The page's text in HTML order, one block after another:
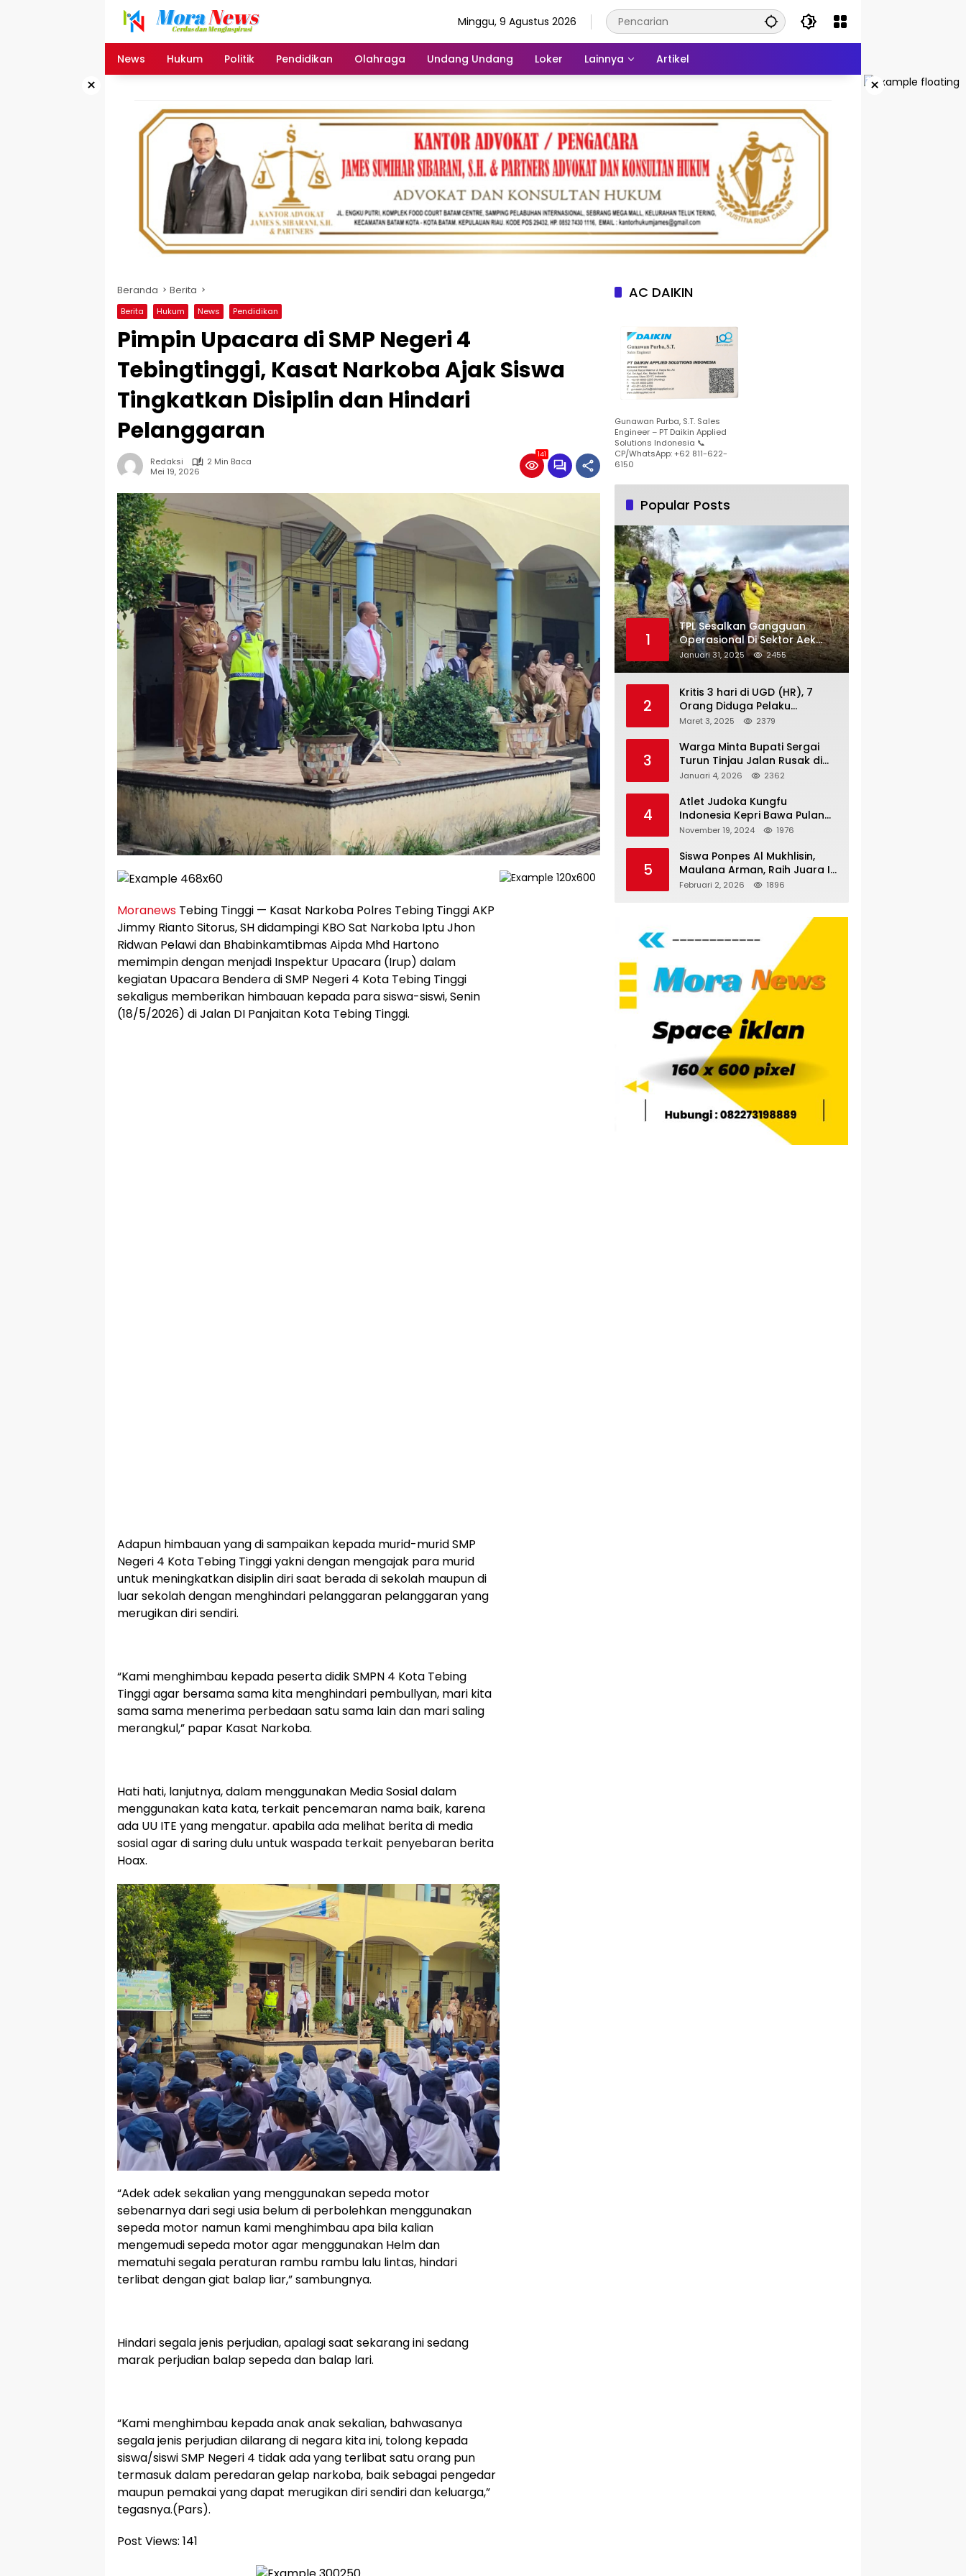
Minggu, 9 Agustus 2026
News Hukum Politik Pendidikan Olahraga Undang Undang Loker Lainnya Artikel
× ×
Beranda Berita
Berita Hukum News Pendidikan
Pimpin Upacara di SMP Negeri 4
Tebingtinggi, Kasat Narkoba Ajak Siswa
Tingkatkan Disiplin dan Hindari
Pelanggaran
Redaksi
2 Min Baca
Mei 19, 2026
141
Moranews Tebing Tinggi — Kasat Narkoba Polres Tebing Tinggi AKP
Jimmy Rianto Sitorus, SH didampingi KBO Sat Narkoba Iptu Jhon
Ridwan Pelawi dan Bhabinkamtibmas Aipda Mhd Hartono
memimpin dengan menjadi Inspektur Upacara (Irup) dalam
kegiatan Upacara Bendera di SMP Negeri 4 Kota Tebing Tinggi
sekaligus memberikan himbauan kepada para siswa-siswi, Senin
(18/5/2026) di Jalan DI Panjaitan Kota Tebing Tinggi.
Adapun himbauan yang di sampaikan kepada murid-murid SMP
Negeri 4 Kota Tebing Tinggi yakni dengan mengajak para murid
untuk meningkatkan disiplin diri saat berada di sekolah maupun di
luar sekolah dengan menghindari pelanggaran pelanggaran yang
merugikan diri sendiri.
“Kami menghimbau kepada peserta didik SMPN 4 Kota Tebing
Tinggi agar bersama sama kita menghindari pembullyan, mari kita
sama sama menerima perbedaan satu sama lain dan mari saling
merangkul,” papar Kasat Narkoba.
Hati hati, lanjutnya, dalam menggunakan Media Sosial dalam
menggunakan kata kata, terkait pencemaran nama baik, karena
ada UU ITE yang mengatur. apabila ada melihat berita di media
sosial agar di saring dulu untuk waspada terkait penyebaran berita
Hoax.
“Adek adek sekalian yang menggunakan sepeda motor
sebenarnya dari segi usia belum di perbolehkan menggunakan
sepeda motor namun kami menghimbau apa bila kalian
mengemudi sepeda motor agar menggunakan Helm dan
mematuhi segala peraturan rambu rambu lalu lintas, hindari
terlibat dengan giat balap liar,” sambungnya.
Hindari segala jenis perjudian, apalagi saat sekarang ini sedang
marak perjudian balap sepeda dan balap lari.
“Kami menghimbau kepada anak anak sekalian, bahwasanya
segala jenis perjudian dilarang di negara kita ini, tolong kepada
siswa/siswi SMP Negeri 4 tidak ada yang terlibat satu orang pun
termasuk dalam peredaran gelap narkoba, baik sebagai pengedar
maupun pemakai yang dapat merugikan diri sendiri dan keluarga,”
tegasnya.(Pars).
Post Views: 141
AC DAIKIN
Gunawan Purba, S.T. Sales
Engineer – PT Daikin Applied
Solutions Indonesia 📞
CP/WhatsApp: +62 811-622-
6150
Popular Posts
1
TPL Sesalkan Gangguan
Operasional Di Sektor Aek
Nauli
Januari 31, 2025 2455
2
Kritis 3 hari di UGD (HR), 7
Orang Diduga Pelaku
Pengeroyokan di Lift KTV
Kantor Hukum JAP
Pertanyakan Kinerja Polresta
Tanjungpinang
Maret 3, 2025 2379
3
Warga Minta Bupati Sergai
Turun Tinjau Jalan Rusak di
Dusun 4 Desa Sei Periuk
Januari 4, 2026 2362
4
Atlet Judoka Kungfu
Indonesia Kepri Bawa Pulang
11 Medali Pra Fornas bogor, 3
November 19, 2024 1976
5
Siswa Ponpes Al Mukhlisin,
Maulana Arman, Raih Juara I
Taekwondo Junior Putra di
Februari 2, 2026 1896